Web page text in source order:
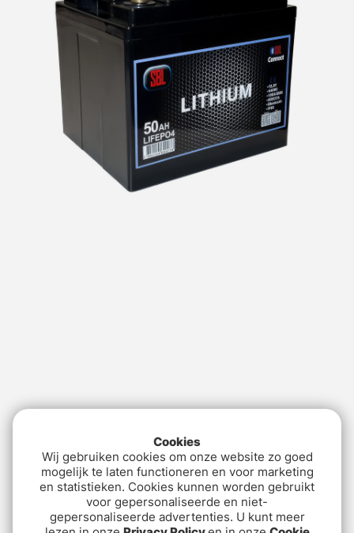
Cookies
Wij gebruiken cookies om onze website zo goed
mogelijk te laten functioneren en voor marketing
en statistieken. Cookies kunnen worden gebruikt
voor gepersonaliseerde en niet-
gepersonaliseerde advertenties. U kunt meer